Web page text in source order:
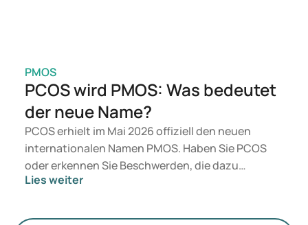
PMOS
PCOS wird PMOS: Was bedeutet
der neue Name?
PCOS erhielt im Mai 2026 offiziell den neuen
internationalen Namen PMOS. Haben Sie PCOS
oder erkennen Sie Beschwerden, die dazu
passen? Medizinisch ändert sich vorerst nichts.
Hormone, den Stoffwechsel und die Funktion der
Lies weiter